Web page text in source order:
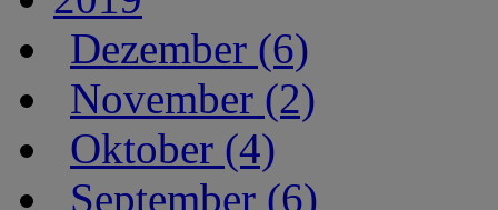
Dezember (6)
November (2)
Oktober (4)
September (6)